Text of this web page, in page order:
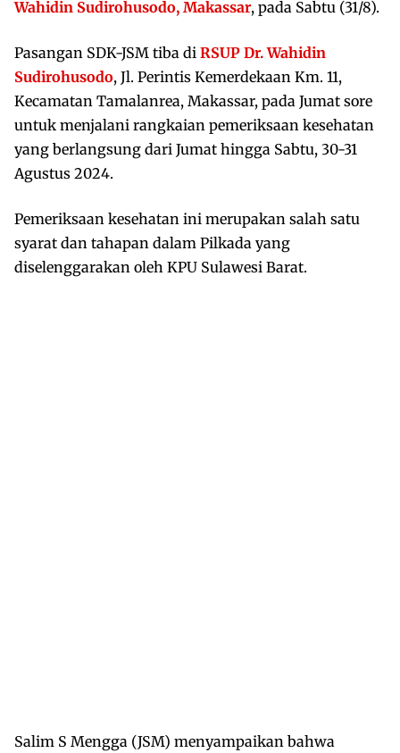
Wahidin Sudirohusodo, Makassar, pada Sabtu (31/8).
Pasangan SDK-JSM tiba di RSUP Dr. Wahidin
Sudirohusodo, Jl. Perintis Kemerdekaan Km. 11,
Kecamatan Tamalanrea, Makassar, pada Jumat sore
untuk menjalani rangkaian pemeriksaan kesehatan
yang berlangsung dari Jumat hingga Sabtu, 30-31
Agustus 2024.
Pemeriksaan kesehatan ini merupakan salah satu
syarat dan tahapan dalam Pilkada yang
diselenggarakan oleh KPU Sulawesi Barat.
Salim S Mengga (JSM) menyampaikan bahwa